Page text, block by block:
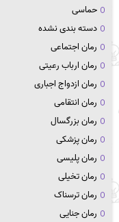
حماسی
دسته بندی نشده
رمان اجتماعی
رمان ارباب رعیتی
رمان ازدواج اجباری
رمان انتقامی
رمان بزرگسال
رمان پزشکی
رمان پلیسی
رمان تخیلی
رمان ترسناک
رمان جنایی